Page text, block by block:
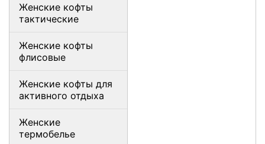
Женские кофты
тактические
Женские кофты
флисовые
Женские кофты для
активного отдыха
Женские
термобелье